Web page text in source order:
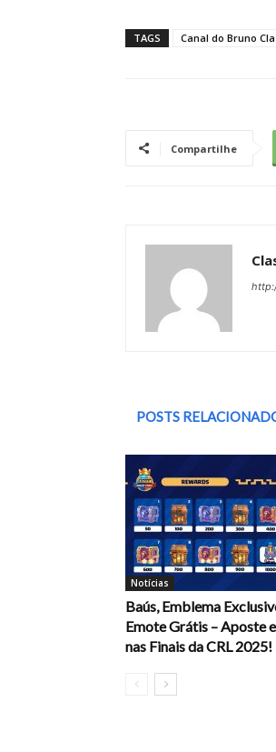
TAGS Canal do Bruno
Compartilhe
POSTS
Notícias
Baús, Emblema
Emote Grátis – Aposte
nas Finais da CRL